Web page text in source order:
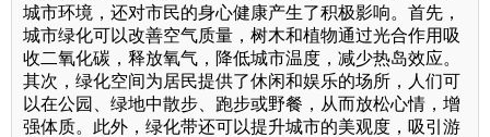
城市环境，还对市民的身心健康产生了积极影响。首先，
城市绿化可以改善空气质量，树木和植物通过光合作用吸
收二氧化碳，释放氧气，降低城市温度，减少热岛效应。
其次，绿化空间为居民提供了休闲和娱乐的场所，人们可
以在公园、绿地中散步、跑步或野餐，从而放松心情，增
强体质。此外，绿化带还可以提升城市的美观度，吸引游